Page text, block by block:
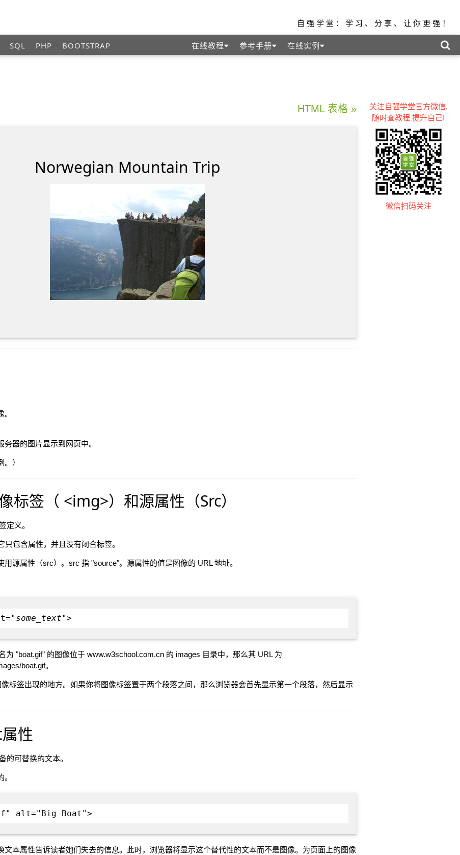
自强学堂：学习、分享、让你更强！
SQL PHP BOOTSTRAP 在线教程 参考手册 在线实例
HTML 表格 »
Norwegian Mountain Trip
器的图片显示到网页中。
）
标签（ <img>）和源属性（Src）
定义。
包含属性，并且没有闭合标签。
源属性（src）。src 指 "source"。源属性的值是图像的 URL 地址。
some_text">
为 "boat.gif" 的图像位于 www.w3school.com.cn 的 images 目录中，那么其 URL 为
boat.gif。
标签出现的地方。如果你将图像标签置于两个段落之间，那么浏览器会首先显示第一个段落，然后显示
性
的可替换的文本。
alt="Big Boat">
文本属性告诉读者她们失去的信息。此时，浏览器将显示这个替代性的文本而不是图像。为页面上的图像
关注自强学堂官方微信,
随时查教程 提升自己!
微信扫码关注